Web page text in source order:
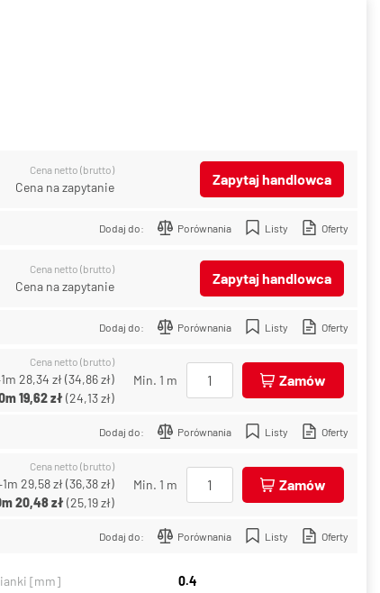
Cena netto (brutto)
Cena na zapytanie Zapytaj handlowca
Dodaj do: Porównania Listy Oferty
Cena netto (brutto)
Cena na zapytanie Zapytaj handlowca
Dodaj do: Porównania Listy Oferty
Cena netto (brutto)
28,34 zł(34,86 zł)
19,62 zł(24,13 zł)
Min. 1 m Zamów
Dodaj do: Porównania Listy Oferty
Cena netto (brutto)
29,58 zł(36,38 zł)
20,48 zł(25,19 zł)
Min. 1 m Zamów
Dodaj do: Porównania Listy Oferty
[mm] 0.4